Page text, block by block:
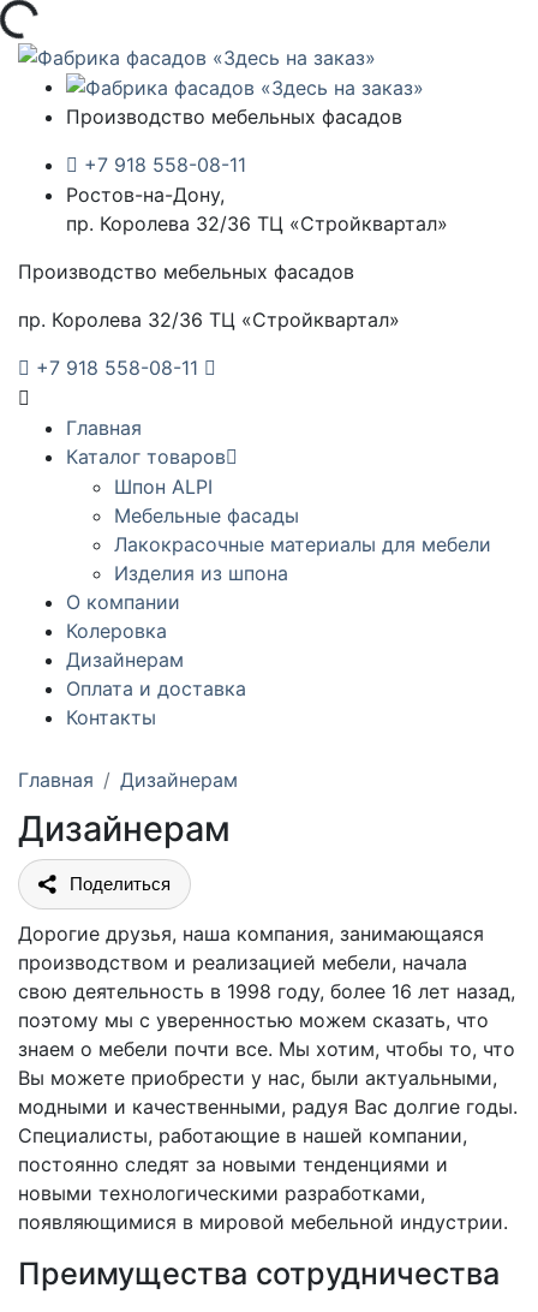
Производство мебельных фасадов
+7 918 558-08-11
Ростов-на-Дону,
пр. Королева 32/36 ТЦ «Стройквартал»
Производство мебельных фасадов
пр. Королева 32/36 ТЦ «Стройквартал»
+7 918 558-08-11
Главная
Каталог товаров
Шпон ALPI
Мебельные фасады
Лакокрасочные материалы для мебели
Изделия из шпона
О компании
Колеровка
Дизайнерам
Оплата и доставка
Контакты
Главная Дизайнерам
Дизайнерам
Поделиться
Дорогие друзья, наша компания, занимающаяся
производством и реализацией мебели, начала
свою деятельность в 1998 году, более 16 лет назад,
поэтому мы с уверенностью можем сказать, что
знаем о мебели почти все. Мы хотим, чтобы то, что
Вы можете приобрести у нас, были актуальными,
модными и качественными, радуя Вас долгие годы.
Специалисты, работающие в нашей компании,
постоянно следят за новыми тенденциями и
новыми технологическими разработками,
появляющимися в мировой мебельной индустрии.
Преимущества сотрудничества